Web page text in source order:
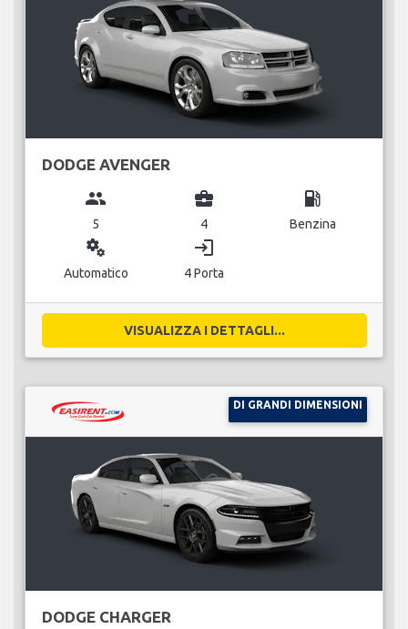
DODGE AVENGER
group
5
business_center
4
local_gas_station
Benzina
miscellaneous_services
Automatico
login
4 Porta
VISUALIZZA I DETTAGLI...
DI GRANDI DIMENSIONI
DODGE CHARGER